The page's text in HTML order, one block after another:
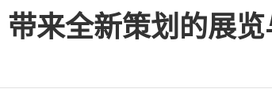
碳中和
环保
娱乐时尚与艺术
新加坡
来全新策划的展